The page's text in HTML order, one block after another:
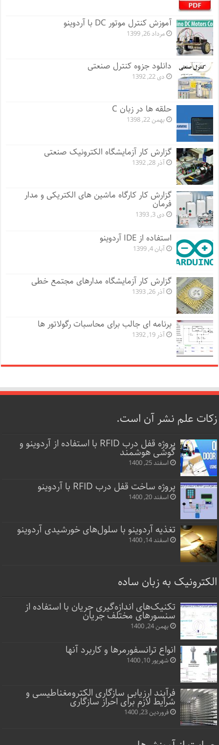
آموزش کنترل موتور DC با آردوینو
مرداد 26, 1399
دانلود جزوه کنترل صنعتی
دی 22, 1392
حلقه ها در زبان C
بهمن 22, 1398
گزارش کار آزمایشگاه الکترونیک صنعتی
آذر 28, 1392
گزارش کار کارگاه ماشین های الکتریکی و مدار
فرمان
دی 3, 1393
استفاده از IDE آردوینو
آبان 4, 1399
گزارش کار آزمایشگاه مدارهای مجتمع خطی
آذر 26, 1393
برنامه ای جالب برای محاسبات رگولاتور ها
آذر 19, 1392
زکات علم نشر آن است.
پروژه قفل‌ درب RFID با استفاده از آردوینو و
گوشی هوشمند
اسفند 25, 1400
پروژه ساخت قفل‌ درب RFID با آردوینو
اسفند 20, 1400
تغذیه آردوینو با سلول‌های خورشیدی آردوینو
اسفند 14, 1400
الکترونیک به زبان ساده
تکنیک‌های اندازه‌گیری جریان با استفاده از
سنسورهای مختلف جریان
بهمن 24, 1400
انواع ترانسفورمرها و کاربرد آنها
شهریور 10, 1400
فرآیند ارزیابی سازگاری الکترومغناطیسی و
شرایط لازم برای احراز سازگاری
فروردین 23, 1400